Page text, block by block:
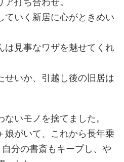
ていく新居に心がときめい
は見事なワザを魅せてくれ
せいか、引越し後の旧居は
いモノを捨てました。
娘がいて、これから長年乗
分の書斎もキープし、や